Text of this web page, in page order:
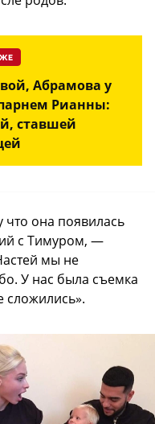
Абрамова у
Рианны:
ставшей
она появилась
с Тимуром, —
мы не
У нас была съемка
сложились».